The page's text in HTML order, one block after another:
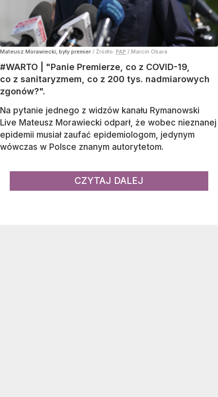
Mateusz Morawiecki, były premier / Źródło: PAP / Marcin Obara
#WARTO | "Panie Premierze, co z COVID-19,
co z sanitaryzmem, co z 200 tys. nadmiarowych
zgonów?".
Na pytanie jednego z widzów kanału Rymanowski
Live Mateusz Morawiecki odparł, że wobec nieznanej
epidemii musiał zaufać epidemiologom, jedynym
wówczas w Polsce znanym autorytetom.
CZYTAJ DALEJ